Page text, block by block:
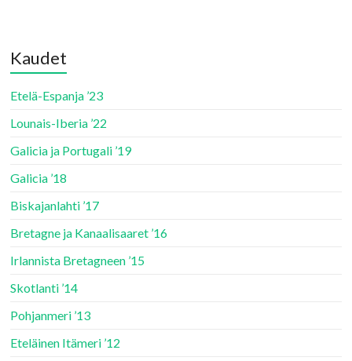
Kaudet
Etelä-Espanja ’23
Lounais-Iberia ’22
Galicia ja Portugali ’19
Galicia ’18
Biskajanlahti ’17
Bretagne ja Kanaalisaaret ’16
Irlannista Bretagneen ’15
Skotlanti ’14
Pohjanmeri ’13
Eteläinen Itämeri ’12